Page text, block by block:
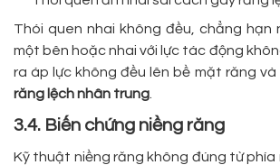
Thói quen nhai không đều, chẳng hạn
một bên hoặc nhai với lực tác động
ra áp lực không đều lên bề mặt răng
răng lệch nhân trung
3.4. Biến chứng niềng răng
Kỹ thuật niềng răng không đúng từ phía